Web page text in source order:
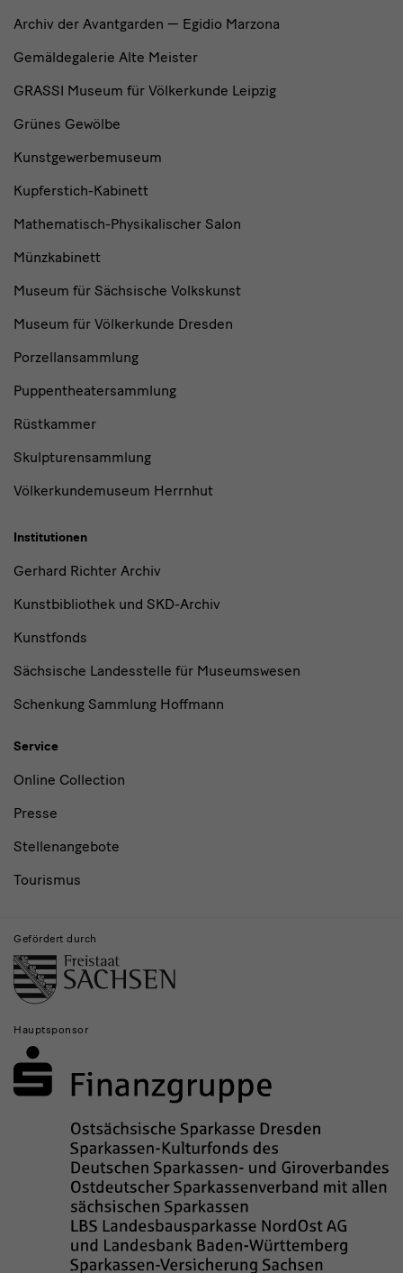
Archiv der Avantgarden — Egidio Marzona
Gemäldegalerie Alte Meister
GRASSI Museum für Völkerkunde Leipzig
Grünes Gewölbe
Kunstgewerbemuseum
Kupferstich-Kabinett
Mathematisch-Physikalischer Salon
Münzkabinett
Museum für Sächsische Volkskunst
Museum für Völkerkunde Dresden
Porzellansammlung
Puppentheatersammlung
Rüstkammer
Skulpturensammlung
Völkerkundemuseum Herrnhut
Institutionen
Gerhard Richter Archiv
Kunstbibliothek und SKD-Archiv
Kunstfonds
Sächsische Landesstelle für Museumswesen
Schenkung Sammlung Hoffmann
Service
Online Collection
Presse
Stellenangebote
Tourismus
Gefördert durch
Hauptsponsor